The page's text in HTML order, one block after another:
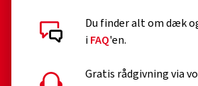
Du finder alt om dæk
iFAQ'en.
Gratis rådgivning via